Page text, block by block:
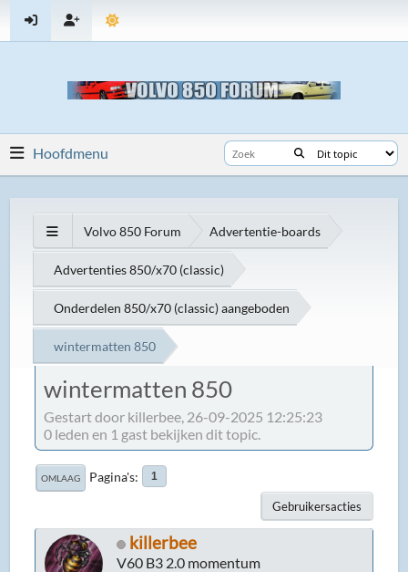
Hoofdmenu
Volvo 850 Forum Advertentie-boards
Advertenties 850/x70 (classic)
Onderdelen 850/x70 (classic) aangeboden
wintermatten 850
wintermatten 850
Gestart door killerbee, 26-09-2025 12:25:23
0 leden en 1 gast bekijken dit topic.
OMLAAG Pagina's 1
Gebruikersacties
killerbee
V60 B3 2.0 momentum